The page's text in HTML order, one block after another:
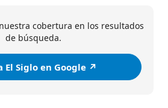
cobertura en los resultados
de búsqueda.
El Siglo en Google ↗️